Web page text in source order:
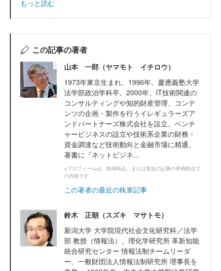
もっと読む
この記事の著者
山本 一郎（ヤマモト イチロウ）
1973年東京生まれ、1996年、慶應義塾大学
法学部政治学科卒。2000年、IT技術関連の
コンサルティングや知的財産管理、コンテ
ンツの企画・製作を行うイレギュラーズア
ンドパートナーズ株式会社を設立。ベンチ
ャービジネスの設立や技術系企業の財務・
資金調達など技術動向と金融市場に精通。
著書に『ネットビジネ...
※プロフィールは、執筆時点、または直近の記事の寄稿時点で
の内容です
この著者の最近の執筆記事
鈴木 正朝（スズキ マサトモ）
新潟大学 大学院現代社会文化研究科／法学
部 教授（情報法）。理化学研究所 革新知能
統合研究センター 情報法制チームリーダ
ー、一般財団法人情報法制研究所 理事長を